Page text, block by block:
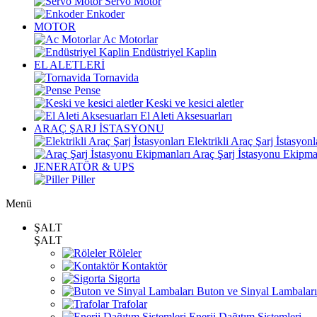
Enkoder
MOTOR
Ac Motorlar
Endüstriyel Kaplin
EL ALETLERİ
Tornavida
Pense
Keski ve kesici aletler
El Aleti Aksesuarları
ARAÇ ŞARJ İSTASYONU
Elektrikli Araç Şarj
Araç Şarj İstasyonu
JENERATÖR & UPS
Piller
Menü
ŞALT
ŞALT
Röleler
Kontaktör
Sigorta
Buton ve Sinyal Lambaları
Trafolar